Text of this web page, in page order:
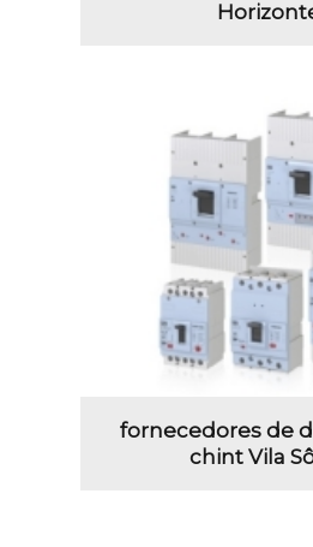
fornecedores de
chint Vila